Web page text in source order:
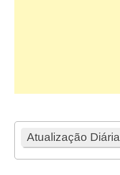
Atualização Diária